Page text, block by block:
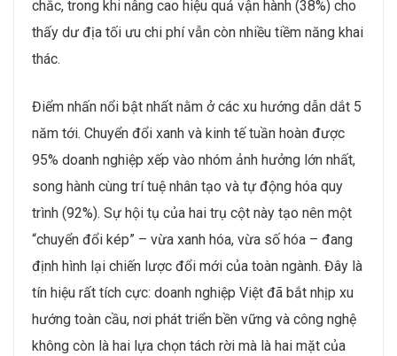
chắc, trong khi nâng cao hiệu quả vận hành (38%) cho
thấy dư địa tối ưu chi phí vẫn còn nhiều tiềm năng khai
thác.
Điểm nhấn nổi bật nhất nằm ở các xu hướng dẫn dắt 5
năm tới. Chuyển đổi xanh và kinh tế tuần hoàn được
95% doanh nghiệp xếp vào nhóm ảnh hưởng lớn nhất,
song hành cùng trí tuệ nhân tạo và tự động hóa quy
trình (92%). Sự hội tụ của hai trụ cột này tạo nên một
“chuyển đổi kép” – vừa xanh hóa, vừa số hóa – đang
định hình lại chiến lược đổi mới của toàn ngành. Đây là
tín hiệu rất tích cực: doanh nghiệp Việt đã bắt nhịp xu
hướng toàn cầu, nơi phát triển bền vững và công nghệ
không còn là hai lựa chọn tách rời mà là hai mặt của